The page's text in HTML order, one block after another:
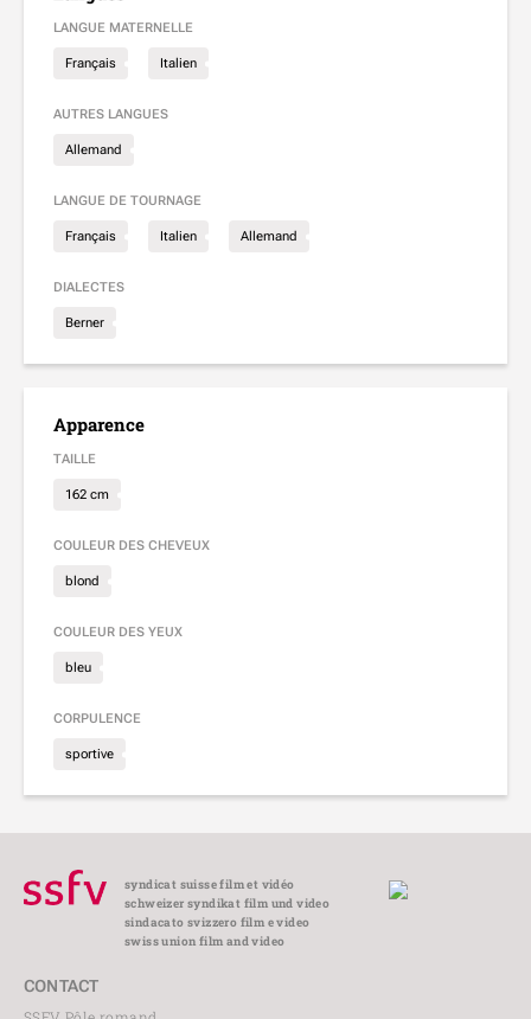
LANGUE MATERNELLE
Français Italien
AUTRES LANGUES
Allemand
LANGUE DE TOURNAGE
Français Italien Allemand
DIALECTES
Berner
Apparence
TAILLE
162 cm
COULEUR DES CHEVEUX
blond
COULEUR DES YEUX
bleu
CORPULENCE
sportive
syndicat suisse film et vidéo
schweizer syndikat film und video
sindacato svizzero film e video
swiss union film and video
CONTACT